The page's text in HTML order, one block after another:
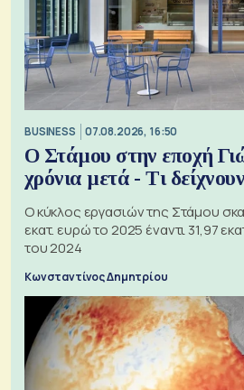
BUSINESS 07.08.2026, 16:50
Ο Στάμου στην εποχή
χρόνια μετά - Τι
Ο κύκλος εργασιών της Στάμου
εκατ. ευρώ το 2025 έναντι 31,97
του 2024
Κωνσταντίνος Δημητρίου